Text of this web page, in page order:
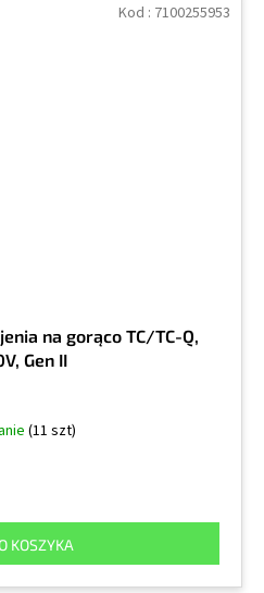
na gorąco TC/TC-Q,
Gen II
(11 szt)
KOSZYKA
Kod : 7100255953